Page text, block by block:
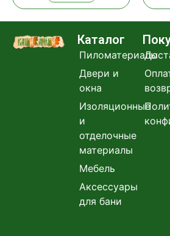
Каталог
Пиломатериалы
Двери и
окна
Изоляционные
и
отделочные
материалы
Мебель
Аксессуары
для бани